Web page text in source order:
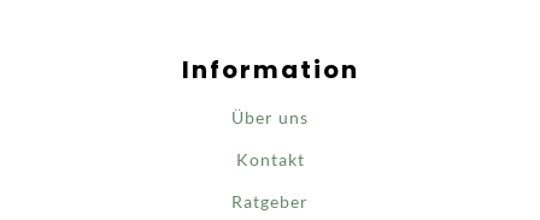
Information
Über uns
Kontakt
Ratgeber